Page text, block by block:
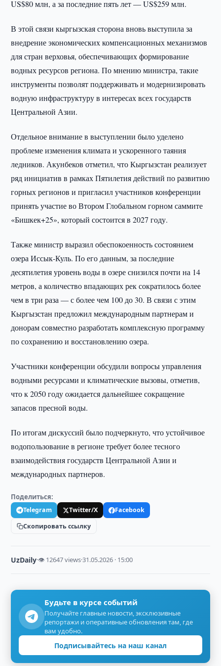
US$80 млн, а за последние пять лет — US$259 млн.
В этой связи кыргызская сторона вновь выступила за
внедрение экономических компенсационных механизмов
для стран верховья, обеспечивающих формирование
водных ресурсов региона. По мнению министра, такие
инструменты позволят поддерживать и модернизировать
водную инфраструктуру в интересах всех государств
Центральной Азии.
Отдельное внимание в выступлении было уделено
проблеме изменения климата и ускоренного таяния
ледников. Акунбеков отметил, что Кыргызстан реализует
ряд инициатив в рамках Пятилетия действий по развитию
горных регионов и пригласил участников конференции
принять участие во Втором Глобальном горном саммите
«Бишкек+25», который состоится в 2027 году.
Также министр выразил обеспокоенность состоянием
озера Иссык-Куль. По его данным, за последние
десятилетия уровень воды в озере снизился почти на 14
метров, а количество впадающих рек сократилось более
чем в три раза — с более чем 100 до 30. В связи с этим
Кыргызстан предложил международным партнерам и
донорам совместно разработать комплексную программу
по сохранению и восстановлению озера.
Участники конференции обсудили вопросы управления
водными ресурсами и климатические вызовы, отметив,
что к 2050 году ожидается дальнейшее сокращение
запасов пресной воды.
По итогам дискуссий было подчеркнуто, что устойчивое
водопользование в регионе требует более тесного
взаимодействия государств Центральной Азии и
международных партнеров.
Поделиться:
Telegram Twitter/X
Facebook
Скопировать ссылку
UzDaily·👁 12647 views·31.05.2026 · 15:00
Будьте в курсе событий
Получайте главные новости, эксклюзивные
репортажи и оперативные обновления там, где
вам удобно.
Подписывайтесь на наш канал